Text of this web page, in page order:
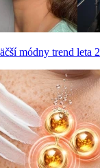
módny trend leta